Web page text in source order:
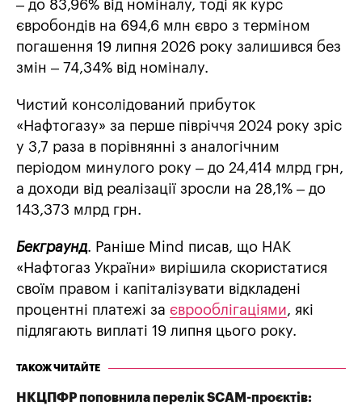
– до 83,96% від номіналу, тоді як курс
євробондів на 694,6 млн євро з терміном
погашення 19 липня 2026 року залишився без
змін – 74,34% від номіналу.
Чистий консолідований прибуток
«Нафтогазу» за перше півріччя 2024 року зріс
у 3,7 раза в порівнянні з аналогічним
періодом минулого року – до 24,414 млрд грн,
а доходи від реалізації зросли на 28,1% – до
143,373 млрд грн.
Бекграунд. Раніше Mind писав, що НАК
«Нафтогаз України» вирішила скористатися
своїм правом і капіталізувати відкладені
процентні платежі за єврооблігаціями, які
підлягають виплаті 19 липня цього року.
ТАКОЖ ЧИТАЙТЕ
НКЦПФР поповнила перелік SCAM-проєктів: